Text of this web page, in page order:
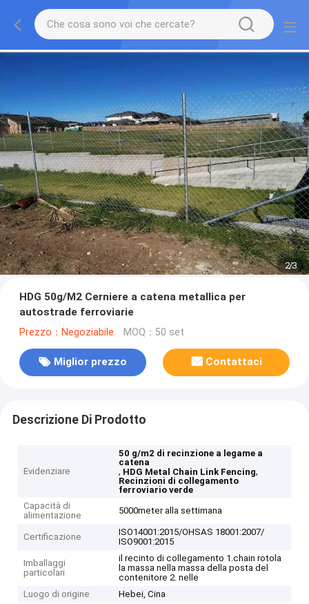
2/3
HDG 50g/M2 Cerniere a catena metallica per
autostrade ferroviarie
Prezzo：Negoziabile MOQ：50 set
Miglior prezzo Contattaci
Descrizione Di Prodotto
Evidenziare
50 g/m2 di recinzione a legame a
catena
, HDG Metal Chain Link Fencing,
Recinzioni di collegamento
ferroviario verde
Capacità di
alimentazione
5000meter alla settimana
Certificazione
ISO14001:2015/OHSAS 18001:2007/
ISO9001:2015
Imballaggi
particolari
il recinto di collegamento 1.chain rotola
la massa nella massa della posta del
contenitore 2. nelle
Luogo di origine
Hebei, Cina